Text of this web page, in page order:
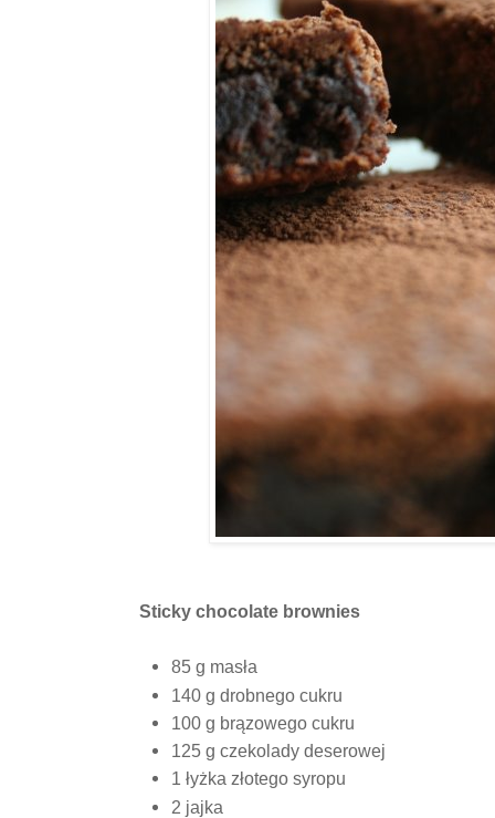
Sticky chocolate brownies
85 g masła
140 g drobnego cukru
100 g brązowego cukru
125 g czekolady deserowej
1 łyżka złotego syropu
2 jajka